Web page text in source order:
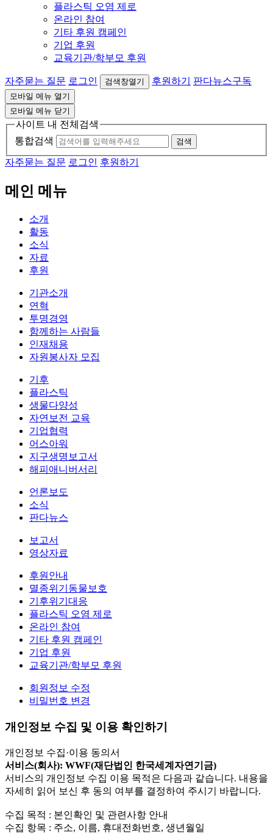
플라스틱 오염 제로
온라인 참여
기타 후원 캠페인
기업 후원
교육기관/학부모 후원
자주묻는 질문 로그인 검색창열기 후원하기 판다뉴스구독
모바일 메뉴 열기
모바일 메뉴 닫기
사이트 내 전체검색
통합검색
검색
자주묻는 질문 로그인 후원하기
메인 메뉴
소개
활동
소식
자료
후원
기관소개
연혁
투명경영
함께하는 사람들
인재채용
자원봉사자 모집
기후
플라스틱
생물다양성
자연보전 교육
기업협력
어스아워
지구생명보고서
해피애니버서리
언론보도
소식
판다뉴스
보고서
영상자료
후원안내
멸종위기동물보호
기후위기대응
플라스틱 오염 제로
온라인 참여
기타 후원 캠페인
기업 후원
교육기관/학부모 후원
회원정보 수정
비밀번호 변경
개인정보 수집 및 이용 확인하기
개인정보 수집·이용 동의서
서비스(회사): WWF(재단법인 한국세계자연기금)
서비스의 개인정보 수집 이용 목적은 다음과 같습니다. 내용을
자세히 읽어 보신 후 동의 여부를 결정하여 주시기 바랍니다.
수집 목적 : 본인확인 및 관련사항 안내
수집 항목 : 주소, 이름, 휴대전화번호, 생년월일